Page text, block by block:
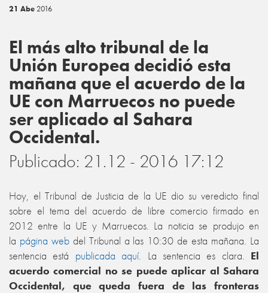
21 Abe 2016
El más alto tribunal de la
Unión Europea decidió esta
mañana que el acuerdo de la
UE con Marruecos no puede
ser aplicado al Sahara
Occidental.
Publicado: 21.12 - 2016 17:12
Hoy, el Tribunal de Justicia de la UE dio su veredicto final
sobre el tema del acuerdo de libre comercio firmado en
2012 entre la UE y Marruecos. La noticia se produjo en
la página webdel Tribunal a las 10:30 de esta mañana. La
sentencia está publicada aquí. La sentencia es clara. El
acuerdo comercial no se puede aplicar al Sahara
Occidental, que queda fuera de las fronteras